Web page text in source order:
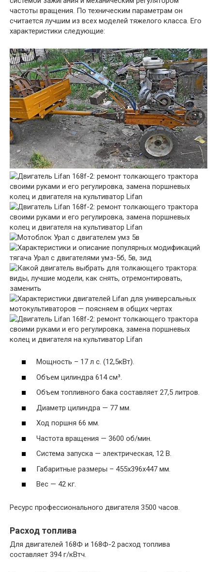
частоты вращения. По техническим параметрам он
считается лучшим из всех моделей тяжелого класса. Его
характеристики следующие:
Мощность – 17 л с. (12,5кВт).
Объем цилиндра 614 см³.
Объем топливного бака составляет 27,5 литров.
Диаметр цилиндра — 77 мм.
Ход поршня 66 мм.
Частота вращения — 3600 об/мин.
Система запуска — электрическая, 12 В.
Габаритные размеры – 455х396х447 мм.
Вес — 42 кг.
Ресурс профессионального двигателя 3500 часов.
Расход топлива
Для двигателей 168Ф и 168Ф-2 расход топлива
составляет 394 г/кВтч.